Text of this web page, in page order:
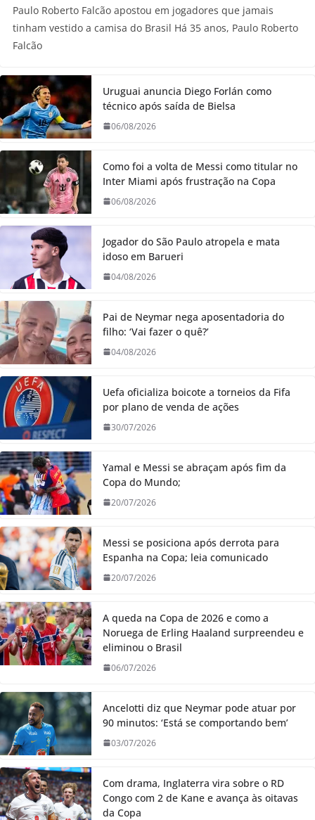
Paulo Roberto Falcão apostou em jogadores que jamais
tinham vestido a camisa do Brasil Há 35 anos, Paulo Roberto
Falcão
Uruguai anuncia Diego Forlán como
técnico após saída de Bielsa
06/08/2026
Como foi a volta de Messi como titular no
Inter Miami após frustração na Copa
06/08/2026
Jogador do São Paulo atropela e mata
idoso em Barueri
04/08/2026
Pai de Neymar nega aposentadoria do
filho: ‘Vai fazer o quê?’
04/08/2026
Uefa oficializa boicote a torneios da Fifa
por plano de venda de ações
30/07/2026
Yamal e Messi se abraçam após fim da
Copa do Mundo;
20/07/2026
Messi se posiciona após derrota para
Espanha na Copa; leia comunicado
20/07/2026
A queda na Copa de 2026 e como a
Noruega de Erling Haaland surpreendeu e
eliminou o Brasil
06/07/2026
Ancelotti diz que Neymar pode atuar por
90 minutos: ‘Está se comportando bem’
03/07/2026
Com drama, Inglaterra vira sobre o RD
Congo com 2 de Kane e avança às oitavas
da Copa